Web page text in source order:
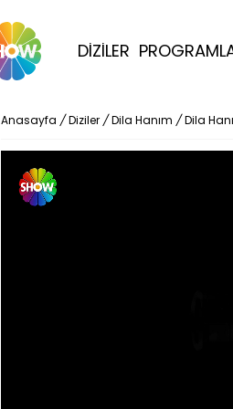
DİZİLER
Anasayfa / Diziler / Dila Hanım / Dila